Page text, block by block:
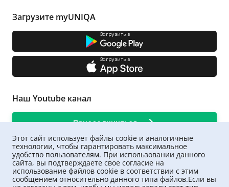
Загрузите myUNIQA
Загрузить з
Загрузить з
Наш Youtube канал
Присоединиться
Этот сайт использует файлы cookie и аналогичные
технологии, чтобы гарантировать максимальное
удобство пользователям. При использовании данного
сайта, вы подтверждаете свое согласие на
использование файлов cookie в соответствии с этим
сообщением относительно данного типа файлов.Если вы